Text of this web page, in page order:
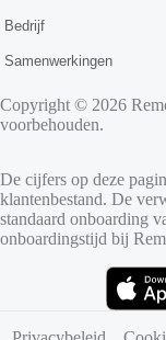
Bedrijf
Samenwerkingen
Copyright © 2026
voorbehouden.
De cijfers op deze
klantenbestand. De
standaard onboarding
onboardingstijd bij